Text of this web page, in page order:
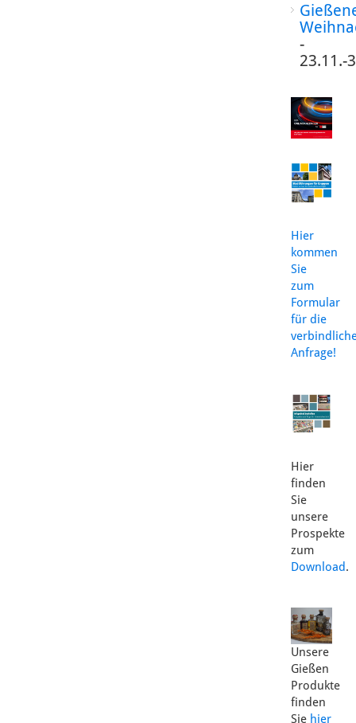
-
23.11.-
Hier
kommen
Sie
zum
Formular
für die
Anfrage!
Hier
finden
Sie
unsere
Prospekte
zum
Download.
Unsere
Gießen
Produkte
finden
Sie hier